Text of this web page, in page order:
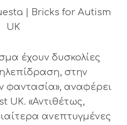
| Bricks for Autism
UK
έχουν δυσκολίες
στην
φαντασία», αναφέρει
UK. «Αντιθέτως,
ανεπτυγμένες